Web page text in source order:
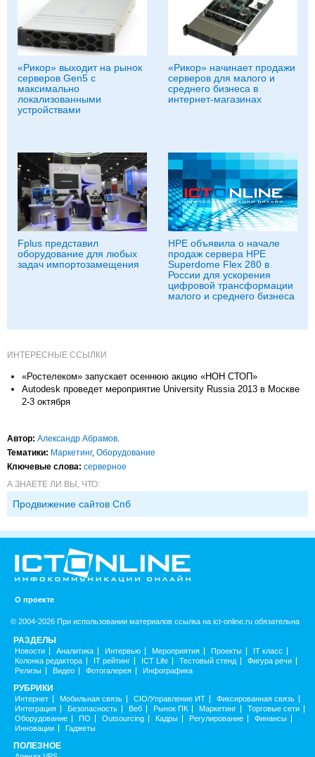
«Рикор» выходит на рынок
серверов Gen5 с
максимально
локализованными
устройствами
«Рикор» начинает продажи
серверов для малого и
среднего бизнеса в
интернет-магазинах
Fplus представил
оборудование для любых
задач импортозамещения
HPE объявила о начале
продаж сервера HPE
Superdome Flex 280 в
России для ускорения
цифровой трансформации
малого и среднего бизнеса
ИНТЕРЕСНЫЕ ССЫЛКИ
«Ростелеком» запускает осеннюю акцию «НОН СТОП»
Autodesk проведет мероприятие University Russia 2013 в Москве
2-3 октября
Автор: Александр Абрамов
Тематики: Маркетинг, Оборудование
Ключевые слова: серверное
А ЗНАЕТЕ ЛИ ВЫ, ЧТО:
Продвижение сайтов Спб
О проекте
© 2004-2026 При использовании материалов ссылка на ict-online.ru обязательна
РАЗДЕЛЫ
Новости Аналитика Интервью Мероприятия Проекты
IT класс
Колонка редактора
IT рейтинг ICT Life Тестовый стенд
Фигура речи
Релизы
Видео Фотогалерея Инфографика
РУБРИКИ
Интернет Мобильная связь CIO/Управление ИТ
Фиксированная связь
Интеграция
Безопасность Веб Рынок ПК Маркетинг
Торговые сети
Оборудование
ПО Outsourcing Кадры Регулирование
Финансы
Инновации
Гаджеты
ПОЛЕЗНОЕ